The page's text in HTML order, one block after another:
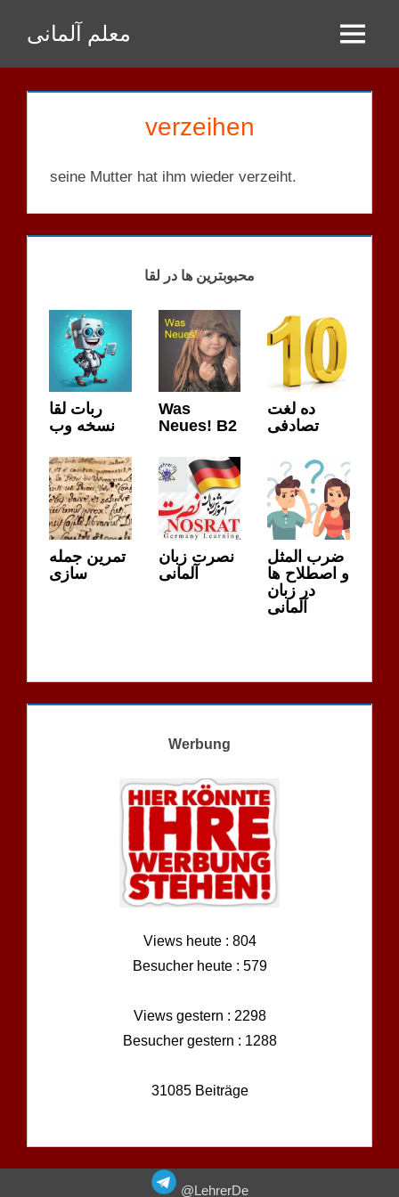
Inhalt
springen
معلم آلمانی Menu
verzeihen
seine Mutter hat ihm wieder verzeiht.
محبوبترین ها در لقا
ربات لقا
نسخه وب
Was
Neues! B2
ده لغت
تصادفی
تمرین جمله
سازی
نصرت زبان
آلمانی
ضرب المثل
و اصطلاح ها
در زبان
آلمانی
Werbung
Views heute : 804
Besucher heute : 579
Views gestern : 2298
Besucher gestern : 1288
31085 Beiträge
@LehrerDe